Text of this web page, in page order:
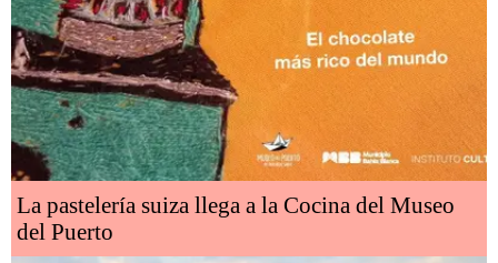
La pastelería suiza llega a la Cocina del Museo
del Puerto